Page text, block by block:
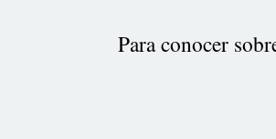
Para conocer